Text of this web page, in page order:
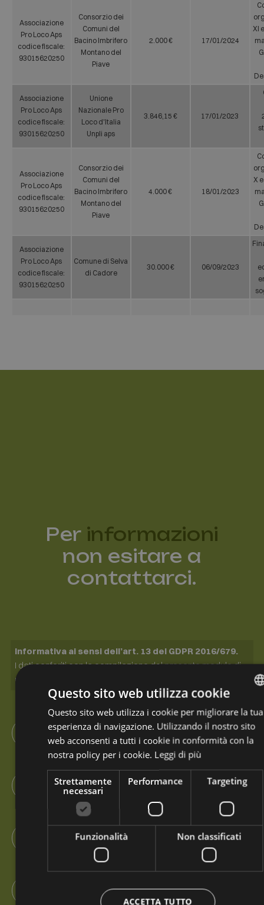
Associazione
Pro Loco Aps
codice fiscale:
93015620250
Consorzio dei
Comuni del
Bacino Imbrifero
Montano del
Piave
2.000 € 17/01/2024
XI
Associazione
Pro Loco Aps
codice fiscale:
93015620250
Unione
Nazionale Pro
Loco d'Italia
Unpli aps
3.846,15 € 17/01/2023
Associazione
Pro Loco Aps
codice fiscale:
93015620250
Consorzio dei
Comuni del
Bacino Imbrifero
Montano del
Piave
4.000 € 18/01/2023
X
Associazione
Pro Loco Aps
codice fiscale:
93015620250
Comune di Selva
di Cadore
30.000 € 06/09/2023
Per informazioni
non esitare a
contattarci.
Informativa ai sensi dell’art. 13 del GDPR 2016/679.
I dati conferiti con la compilazione del presente modulo di
richiesta informazioni saranno oggetto di trattamento
cartaceo ed informatizzato. I Suoi dati saranno utilizzati
esclusivamente per dare risposta alle sue specifiche
richieste. I Suoi dati non saranno diffusi a soggetti terzi.
Titolare del trattamento è la Pro Loco Val Fiorentina, cui
potrà rivolgersi per l’esercizio dei Suoi diritti, tra cui
e cancellazione. Per la visione dell’informativa completa si
rimanda a:
privacy policy.
Nome *
Telefono *
Questo sito web utilizza cookie
Questo sito web utilizza i cookie per migliorare la tua
esperienza di navigazione. Utilizzando il nostro sito
web acconsenti a tutti i cookie in conformità con la
nostra policy per i cookie. Leggi di più
Strettamente
necessari
Performance Targeting
Funzionalità Non classificati
ACCETTA TUTTO